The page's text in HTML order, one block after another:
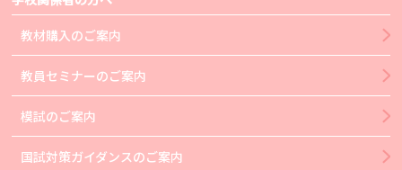
教材購入のご案内
教員セミナーのご案内
模試のご案内
国試対策ガイダンスのご案内